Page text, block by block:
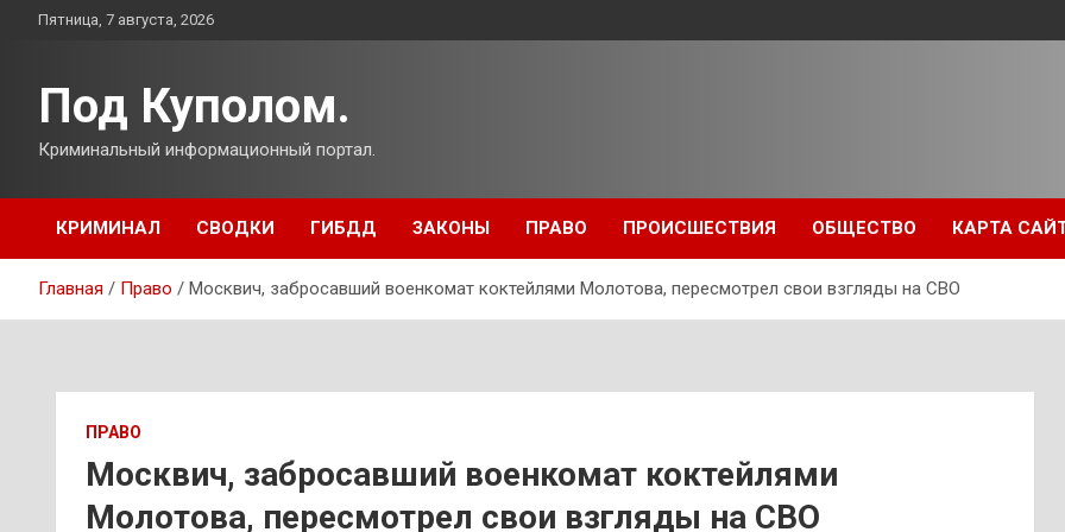
ПерейтиПятница, 7 августа, 2026
Под Куполом.
Криминальный информационный портал.
КРИМИНАЛ СВОДКИ ГИБДД ЗАКОНЫ ПРАВО ПРОИСШЕСТВИЯ ОБЩЕСТВО КАРТА
Главная Право Москвич, забросавший военкомат коктейлями Молотова, пересмотрел свои взгляды на СВО
ПРАВО
Москвич, забросавший военкомат коктейлями
Молотова, пересмотрел свои взгляды на СВО